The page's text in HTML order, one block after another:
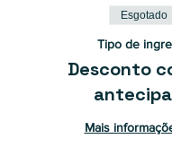
Esgotado
Tipo de
Desconto
Mais